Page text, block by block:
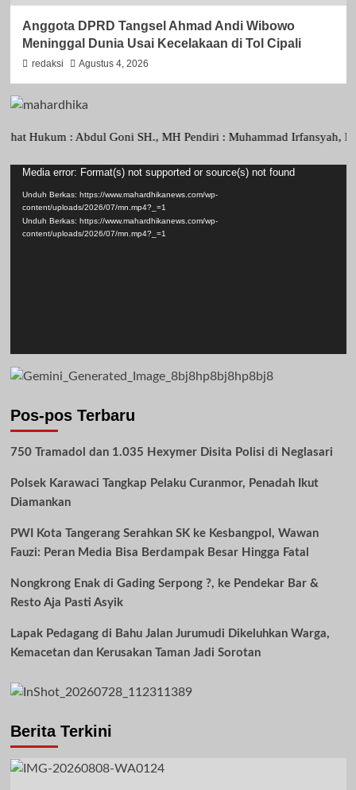
Anggota DPRD Tangsel Ahmad Andi Wibowo
Meninggal Dunia Usai Kecelakaan di Tol Cipali
redaksi Agustus 4, 2026
: Abdul Goni SH., MH Pendiri : Muhammad Irfansyah,
Pemutar
Video
Media error: Format(s) not supported or source(s) not found
Unduh Berkas: https://www.mahardhikanews.com/wp-
content/uploads/2026/07/mn.mp4?_=1
Unduh Berkas: https://www.mahardhikanews.com/wp-
content/uploads/2026/07/mn.mp4?_=1
Pos-pos Terbaru
750 Tramadol dan 1.035 Hexymer Disita Polisi di Neglasari
Polsek Karawaci Tangkap Pelaku Curanmor, Penadah Ikut
Diamankan
PWI Kota Tangerang Serahkan SK ke Kesbangpol, Wawan
Fauzi: Peran Media Bisa Berdampak Besar Hingga Fatal
Nongkrong Enak di Gading Serpong ?, ke Pendekar Bar &
Resto Aja Pasti Asyik
Lapak Pedagang di Bahu Jalan Jurumudi Dikeluhkan Warga,
Kemacetan dan Kerusakan Taman Jadi Sorotan
Berita Terkini